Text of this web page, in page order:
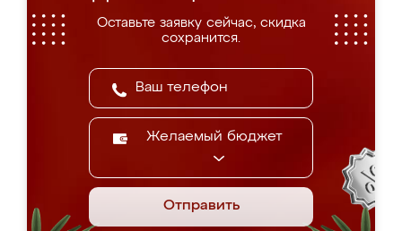
Оставьте заявку сейчас, скидка
сохранится.
Желаемый бюджет
Отправить